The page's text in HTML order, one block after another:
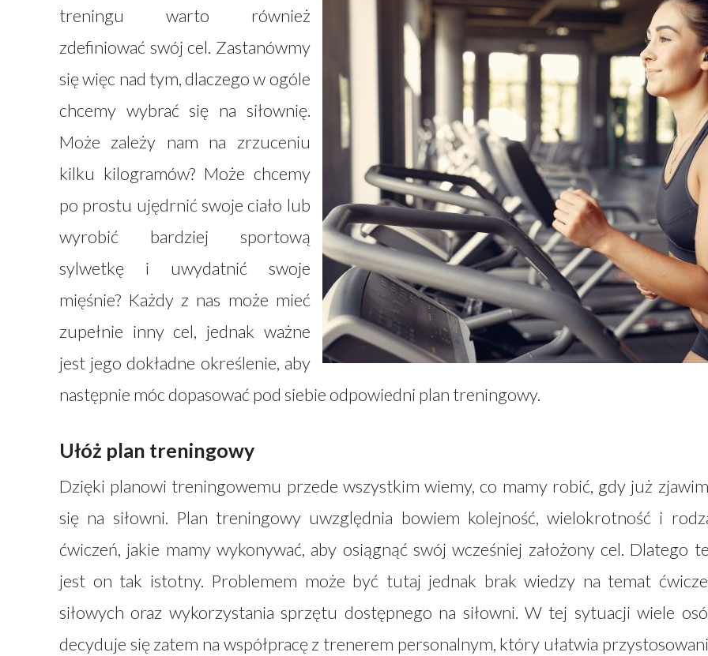
treningu warto również
zdefiniować swój cel. Zastanówmy
się więc nad tym, dlaczego w ogóle
chcemy wybrać się na siłownię.
Może zależy nam na zrzuceniu
kilku kilogramów? Może chcemy
po prostu ujędrnić swoje ciało lub
wyrobić bardziej sportową
sylwetkę i uwydatnić swoje
mięśnie? Każdy z nas może mieć
zupełnie inny cel, jednak ważne
jest jego dokładne określenie, aby
następnie móc dopasować pod siebie odpowiedni plan treningowy.
Ułóż plan treningowy
Dzięki planowi treningowemu przede wszystkim wiemy, co mamy robić, gdy już
się na siłowni. Plan treningowy uwzględnia bowiem kolejność, wielokrotność i
ćwiczeń, jakie mamy wykonywać, aby osiągnąć swój wcześniej założony cel. Dlatego
jest on tak istotny. Problemem może być tutaj jednak brak wiedzy na temat
siłowych oraz wykorzystania sprzętu dostępnego na siłowni. W tej sytuacji wiele
decyduje się zatem na współpracę z trenerem personalnym, który ułatwia